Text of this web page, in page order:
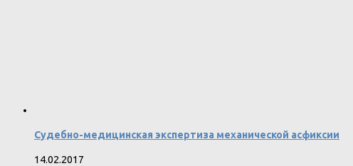
Судебно-медицинская экспертиза механической асфиксии
14.02.2017